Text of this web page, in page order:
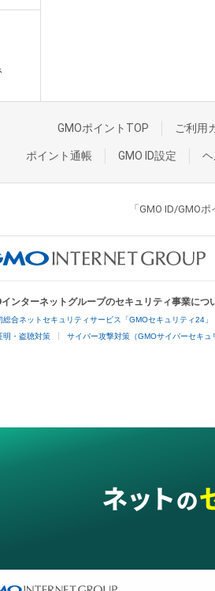
GMOポイントTOP ご利用
ポイント通帳 GMO ID設定
「GMO ID/GMO
インターネットグループのセキュリティ事業につ
総合ネットセキュリティサービス「GMOセキュリティ24」
明・盗聴対策 サイバー攻撃対策（GMOサイバーセキュ